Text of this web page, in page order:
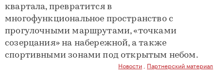
квартала, превратится в
многофункциональное пространство с
прогулочными маршрутами, «точками
созерцания» на набережной, а также
спортивными зонами под открытым небом.
Новости Партнерский материал